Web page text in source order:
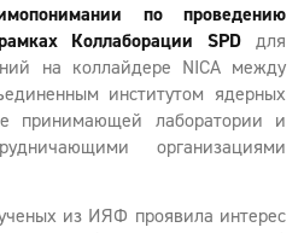
по проведению
Коллаборации SPD для
на коллайдере NICA между
институтом ядерных
принимающей лаборатории и
организациями
из ИЯФ проявила интерес